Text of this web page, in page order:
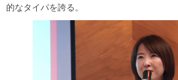
的なタイパを誇る。